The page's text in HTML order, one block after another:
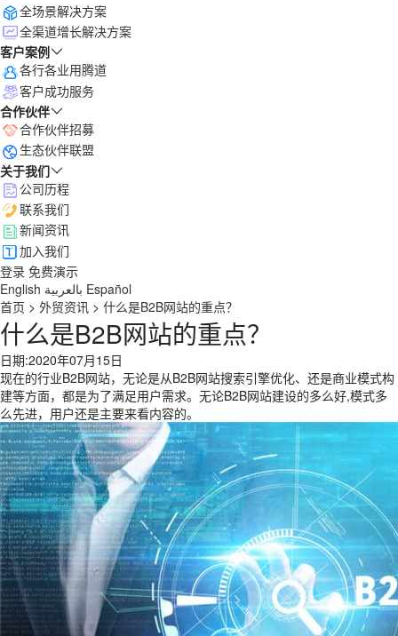
全场景解决方案
全渠道增长解决方案
客户案例
各行各业用腾道
客户成功服务
合作伙伴
合作伙伴招募
生态伙伴联盟
关于我们
公司历程
联系我们
新闻资讯
加入我们
登录 免费演示
English بالعربية Español
首页 > 外贸资讯 > 什么是B2B网站的重点？
什么是B2B网站的重点？
日期:2020年07月15日
现在的行业B2B网站，无论是从B2B网站搜索引擎优化、还是商业模式构
建等方面，都是为了满足用户需求。无论B2B网站建设的多么好,模式多
么先进，用户还是主要来看内容的。